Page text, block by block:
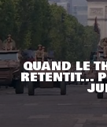
QUAND LE
RETENTIT...